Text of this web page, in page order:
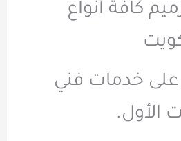
كافة أنواع
على خدمات فني
الأول.